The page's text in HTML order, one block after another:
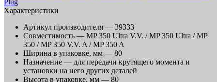
Характеристики
Артикул производителя — 39333
Совместимость — MP 350 Ultra V.V. / MP 350 Ultra / MP
350 / MP 350 V.V. A / MP 350 A
Ширина в упаковке, мм — 80
Назначение — для передачи крутящего момента и
установки на него других деталей
Высота в упаковке, мм — 80